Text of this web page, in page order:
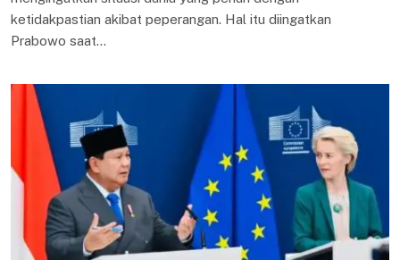
ketidakpastian akibat peperangan. Hal itu diingatkan
Prabowo saat…